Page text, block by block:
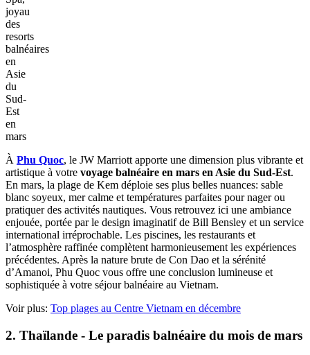
joyau
des
resorts
balnéaires
en
Asie
du
Sud-
Est
en
mars
À Phu Quoc, le JW Marriott apporte une dimension plus vibrante et
artistique à votre voyage balnéaire en mars en Asie du Sud-Est.
En mars, la plage de Kem déploie ses plus belles nuances: sable
blanc soyeux, mer calme et températures parfaites pour nager ou
pratiquer des activités nautiques. Vous retrouvez ici une ambiance
enjouée, portée par le design imaginatif de Bill Bensley et un service
international irréprochable. Les piscines, les restaurants et
l’atmosphère raffinée complètent harmonieusement les expériences
précédentes. Après la nature brute de Con Dao et la sérénité
d’Amanoi, Phu Quoc vous offre une conclusion lumineuse et
sophistiquée à votre séjour balnéaire au Vietnam.
Voir plus: Top plages au Centre Vietnam en décembre
2. Thaïlande - Le paradis balnéaire du mois de mars